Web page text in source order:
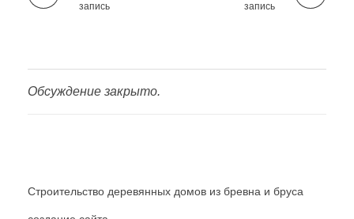
запись
запись
Обсуждение закрыто.
Строительство деревянных домов из бревна и бруса